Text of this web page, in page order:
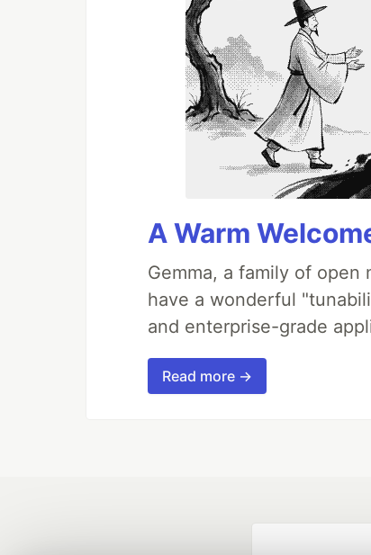
A Warm
Gemma, a family of open
have a wonderful
and enterprise-grade
Read more →